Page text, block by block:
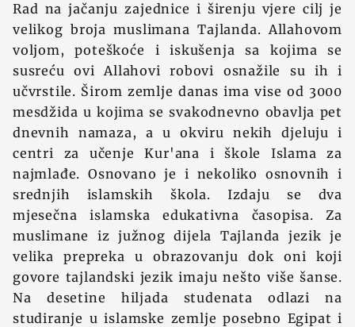
Rad na jačanju zajednice i širenju vjere cilj je
velikog broja muslimana Tajlanda. Allahovom
voljom, poteškoće i iskušenja sa kojima se
susreću ovi Allahovi robovi osnažile su ih i
učvrstile. Širom zemlje danas ima vise od 3000
mesdžida u kojima se svakodnevno obavlja pet
dnevnih namaza, a u okviru nekih djeluju i
centri za učenje Kur'ana i škole Islama za
najmlađe. Osnovano je i nekoliko osnovnih i
srednjih islamskih škola. Izdaju se dva
mjesečna islamska edukativna časopisa. Za
muslimane iz južnog dijela Tajlanda jezik je
velika prepreka u obrazovanju dok oni koji
govore tajlandski jezik imaju nešto više šanse.
Na desetine hiljada studenata odlazi na
studiranje u islamske zemlje posebno Egipat i